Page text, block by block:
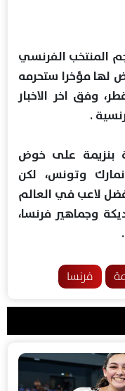
المنتخب الفرنسي
لها مؤخرا ستحرمه
وفق اخر الاخبار
.
بنزيمة على خوض
وتونس، لكن
لاعب في العالم
وجماهير فرنسا،
فرنسا